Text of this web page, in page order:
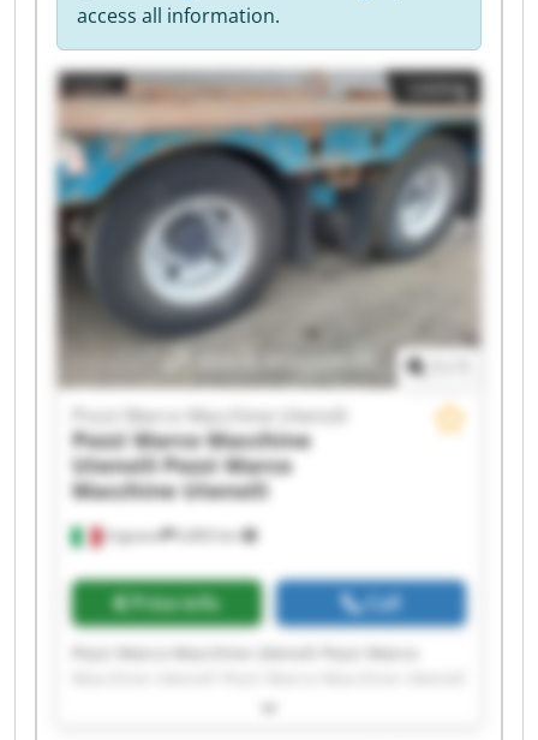
access all information.
Listing
Urgnano 6,803 km
Pozzi Marco Macchine Utensili
Pozzi Marco Macchine
Utensili Pozzi Marco
Macchine Utensili
Price info Call
Pozzi Marco Macchine Utensili Pozzi Marco
Pozzi Marco Macchine Utensili Pozzi Marco